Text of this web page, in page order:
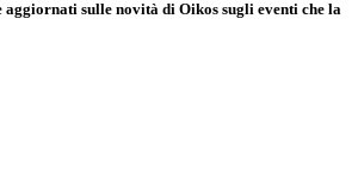
aggiornati sulle novità di Oikos sugli eventi che la